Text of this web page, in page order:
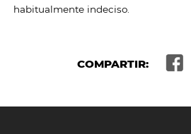
habitualmente indeciso.
COMPARTIR: